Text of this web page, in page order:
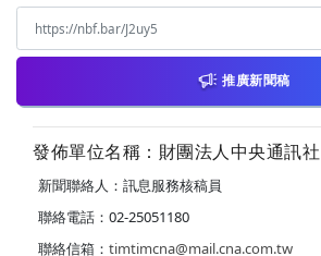
推廣新聞稿
發佈單位名稱：財團法人中央通訊社
新聞聯絡人：訊息服務核稿員
聯絡電話：02-25051180
聯絡信箱： timtimcna@mail.cna.com.tw